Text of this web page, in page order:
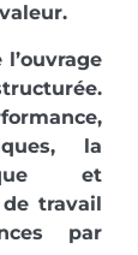
la
et
travail
par